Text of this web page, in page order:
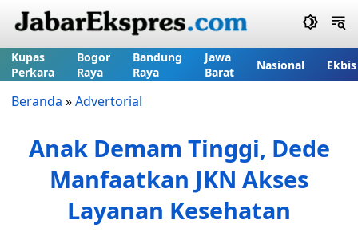
Kupas
Perkara
Bogor
Raya
Bandung
Raya
Jawa
Barat
Nasional Ekbis
Beranda »Advertorial
Anak Demam Tinggi, Dede
Manfaatkan JKN Akses
Layanan Kesehatan